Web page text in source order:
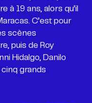
à 19 ans, alors qu’il
C’est pour
scènes
puis de Roy
Hidalgo, Danilo
cinq grands